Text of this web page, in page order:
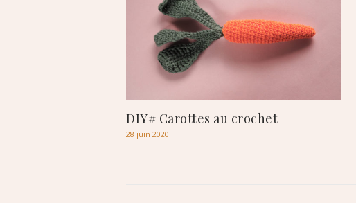
DIY# Carottes au crochet
28 juin 2020